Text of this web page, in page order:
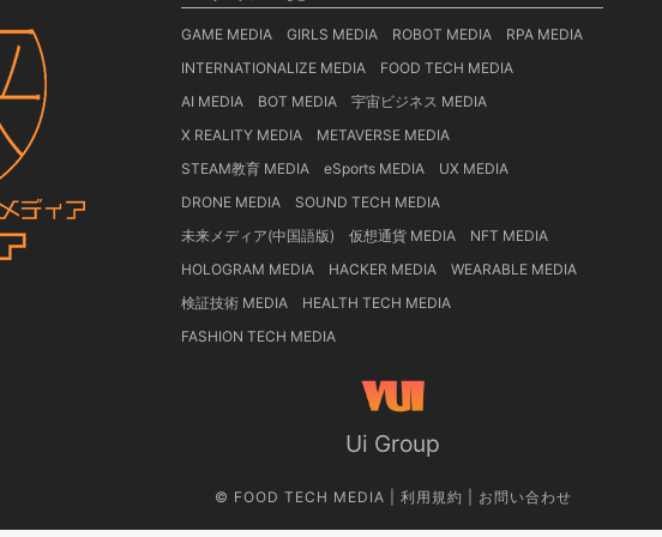
GAME MEDIA GIRLS MEDIA ROBOT MEDIA
RPA MEDIA
INTERNATIONALIZE MEDIA
FOOD TECH MEDIA
AI MEDIA
BOT MEDIA
宇宙ビジネス MEDIA
X REALITY MEDIA
METAVERSE MEDIA
STEAM教育 MEDIA
eSports MEDIA
UX MEDIA
DRONE MEDIA
SOUND TECH MEDIA
未来メディア(中国語版)
仮想通貨 MEDIA
NFT MEDIA
HOLOGRAM MEDIA
HACKER MEDIA
WEARABLE MEDIA
検証技術 MEDIA
HEALTH TECH MEDIA
FASHION TECH MEDIA
Ui Group
© FOOD TECH MEDIA 利用規約 お問い合わせ